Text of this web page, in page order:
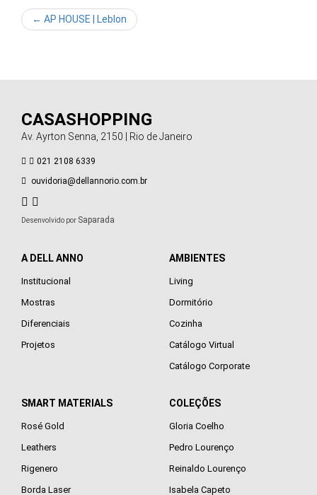
← AP HOUSE | Leblon
CASASHOPPING
Av. Ayrton Senna, 2150 | Rio de Janeiro
021 2108 6339
ouvidoria@dellannorio.com.br
Desenvolvido por Saparada
A DELL ANNO
Institucional
Mostras
Diferenciais
Projetos
AMBIENTES
Living
Dormitório
Cozinha
Catálogo Virtual
Catálogo Corporate
SMART MATERIALS
Rosé Gold
Leathers
Rigenero
Borda Laser
COLEÇÕES
Gloria Coelho
Pedro Lourenço
Reinaldo Lourenço
Isabela Capeto